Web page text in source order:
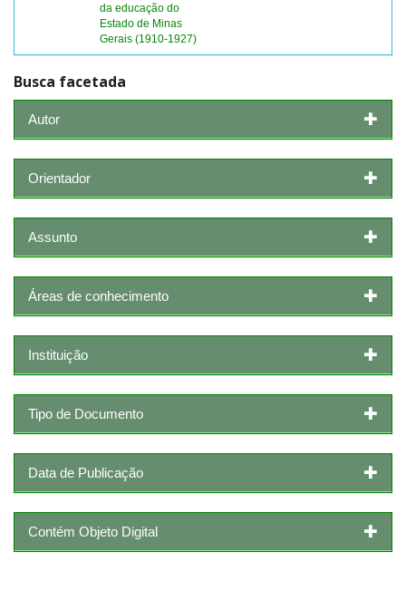
da educação do
Estado de Minas
Gerais (1910-1927)
Busca facetada
Autor
Orientador
Assunto
Áreas de conhecimento
Instituição
Tipo de Documento
Data de Publicação
Contém Objeto Digital